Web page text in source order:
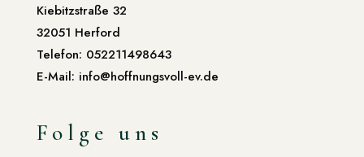
Kiebitzstraße 32
32051 Herford
Telefon: 052211498643
E-Mail: info@hoffnungsvoll-ev.de
Folge uns